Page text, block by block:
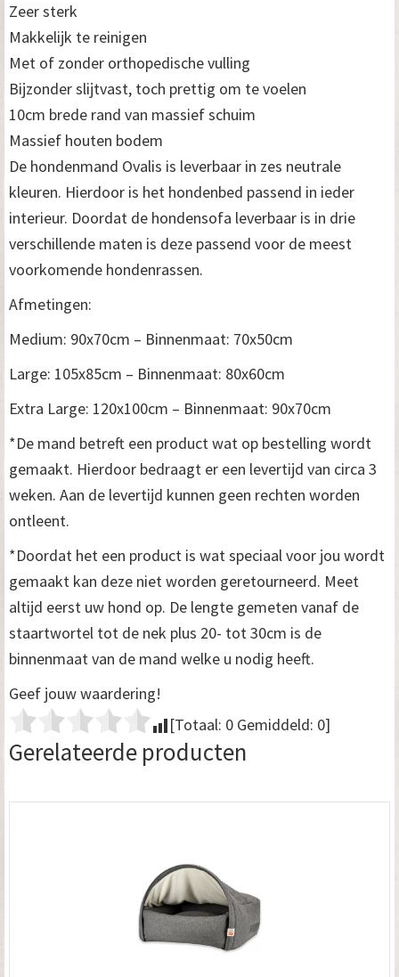
Zeer sterk
Makkelijk te reinigen
Met of zonder orthopedische vulling
Bijzonder slijtvast, toch prettig om te voelen
10cm brede rand van massief schuim
Massief houten bodem
De hondenmand Ovalis is leverbaar in zes neutrale
kleuren. Hierdoor is het hondenbed passend in ieder
interieur. Doordat de hondensofa leverbaar is in drie
verschillende maten is deze passend voor de meest
voorkomende hondenrassen.
Afmetingen:
Medium: 90x70cm – Binnenmaat: 70x50cm
Large: 105x85cm – Binnenmaat: 80x60cm
Extra Large: 120x100cm – Binnenmaat: 90x70cm
*De mand betreft een product wat op bestelling wordt
gemaakt. Hierdoor bedraagt er een levertijd van circa 3
weken. Aan de levertijd kunnen geen rechten worden
ontleent.
*Doordat het een product is wat speciaal voor jou wordt
gemaakt kan deze niet worden geretourneerd. Meet
altijd eerst uw hond op. De lengte gemeten vanaf de
staartwortel tot de nek plus 20- tot 30cm is de
binnenmaat van de mand welke u nodig heeft.
Geef jouw waardering!
[Totaal: 0 Gemiddeld: 0]
Gerelateerde producten